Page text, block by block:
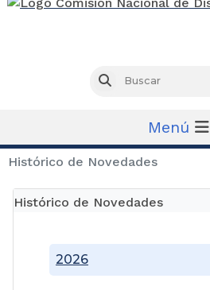
Buscar
Menú
Histórico de Novedades
Histórico de Novedades
2026